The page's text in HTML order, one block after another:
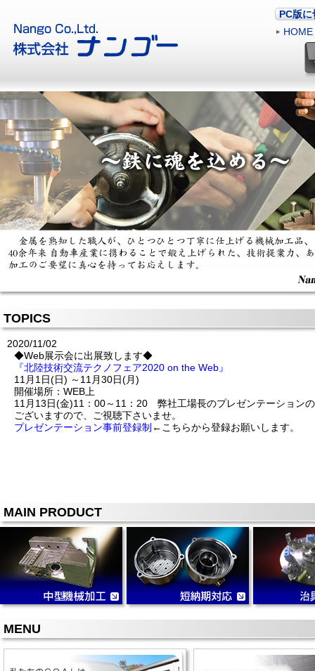
PC版に
HOME
TOPICS
2020/11/02
◆Web展示会に出展致します◆
『北陸技術交流テクノフェア2020 on the Web』
11月1日(日) ～11月30日(月)
開催場所：WEB上
11月13日(金)11：00～11：20 弊社工場長のプレゼンテーション
ございますので、ご視聴下さいませ。
プレゼンテーション事前登録制 ←こちらから登録お願いします。
MAIN PRODUCT
MENU